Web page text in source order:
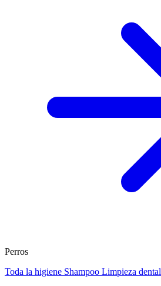
Perros
Toda la higiene Shampoo Limpieza dental